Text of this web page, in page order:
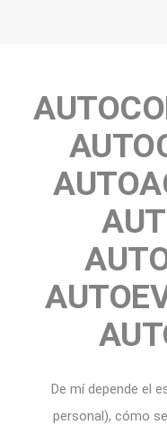
De mí depende el
personal), cómo